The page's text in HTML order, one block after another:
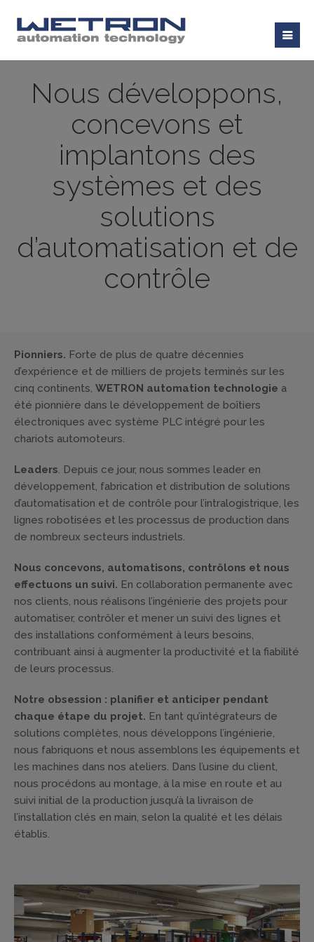
Nous développons,
concevons et
implantons des
systèmes et des
solutions
d’automatisation et de
contrôle
Pionniers. Forte de plus de quatre décennies
d’expérience et de milliers de projets terminés sur les
cinq continents, WETRON automation technologie a
été pionnière dans le développement de boîtiers
électroniques avec système PLC intégré pour les
chariots automoteurs.
Leaders. Depuis ce jour, nous sommes leader en
développement, fabrication et distribution de solutions
d’automatisation et de contrôle pour l’intralogistrique, les
lignes robotisées et les processus de production dans
de nombreux secteurs industriels.
Nous concevons, automatisons, contrôlons et nous
effectuons un suivi. En collaboration permanente avec
nos clients, nous réalisons l’ingénierie des projets pour
automatiser, contrôler et mener un suivi des lignes et
des installations conformément à leurs besoins,
contribuant ainsi à augmenter la productivité et la fiabilité
de leurs processus.
Notre obsession : planifier et anticiper pendant
chaque étape du projet. En tant qu’intégrateurs de
solutions complètes, nous développons l’ingénierie,
nous fabriquons et nous assemblons les équipements et
les machines dans nos ateliers. Dans l’usine du client,
nous procédons au montage, à la mise en route et au
suivi initial de la production jusqu’à la livraison de
l’installation clés en main, selon la qualité et les délais
établis.